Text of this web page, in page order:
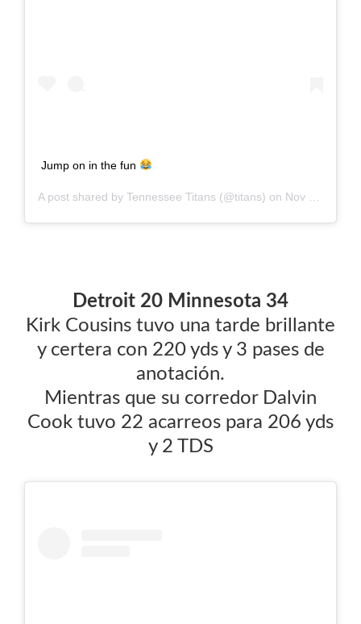
Jump on in the fun
A post shared by Tennessee Titans (@titans) on Nov 8, 2020 at 1:25pm PST
Detroit 20 Minnesota 34
Kirk Cousins tuvo una tarde brillante
y certera con 220 yds y 3 pases de
anotación.
Mientras que su corredor Dalvin
Cook tuvo 22 acarreos para 206 yds
y 2 TDS